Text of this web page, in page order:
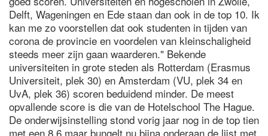
Delft, Wageningen en Ede staan dan ook in de top 10. Ik
kan me zo voorstellen dat ook studenten in tijden van
corona de provincie en voordelen van kleinschaligheid
steeds meer zijn gaan waarderen." Bekende
universiteiten in grote steden als Rotterdam (Erasmus
Universiteit, plek 30) en Amsterdam (VU, plek 34 en
UvA, plek 36) scoren beduidend minder. De meest
opvallende score is die van de Hotelschool The Hague.
De onderwijsinstelling stond vorig jaar nog in de top tien
met een 8,6 maar bungelt nu bijna onderaan de lijst met